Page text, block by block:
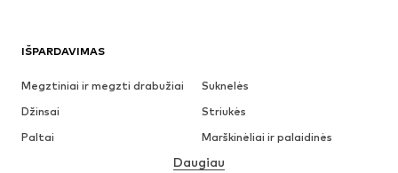
IŠPARDAVIMAS
Megztiniai ir megzti drabužiai
Suknelės
Džinsai
Striukės
Paltai
Marškinėliai ir palaidinės
Apatiniai
Daugiau